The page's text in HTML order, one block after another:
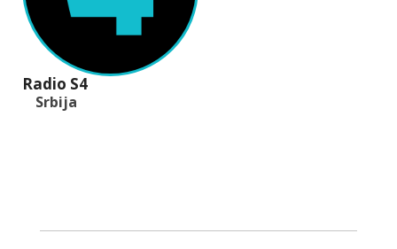
Radio S4
Srbija